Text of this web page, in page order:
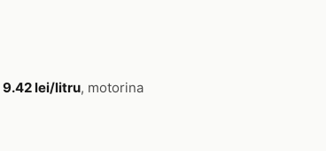
9.42 lei/litru, motorina